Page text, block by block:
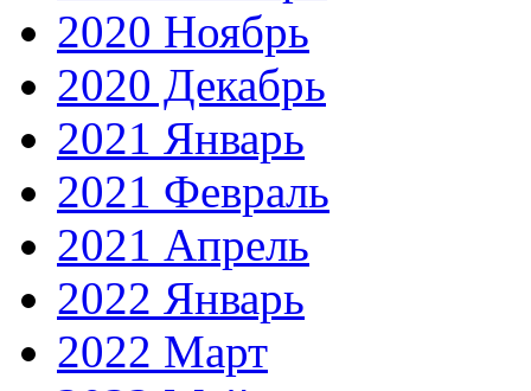
2020 Ноябрь
2020 Декабрь
2021 Январь
2021 Февраль
2021 Апрель
2022 Январь
2022 Март